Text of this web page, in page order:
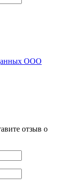
ООО
отзыв о